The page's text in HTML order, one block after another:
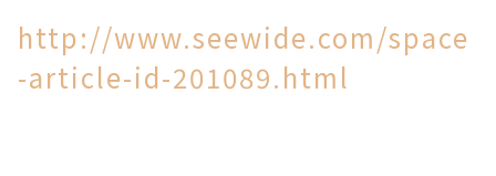
http://www.seewide.com/space
-article-id-201089.html